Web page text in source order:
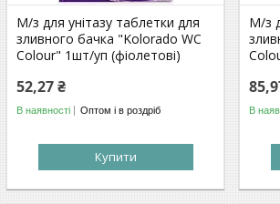
М/з для унітазу таблетки для
зливного бачка "Kolorado WC
Colour" 1шт/уп (фіолетові)
52,27 ₴
В наявності Оптом і в роздріб
Купити
М/з
В